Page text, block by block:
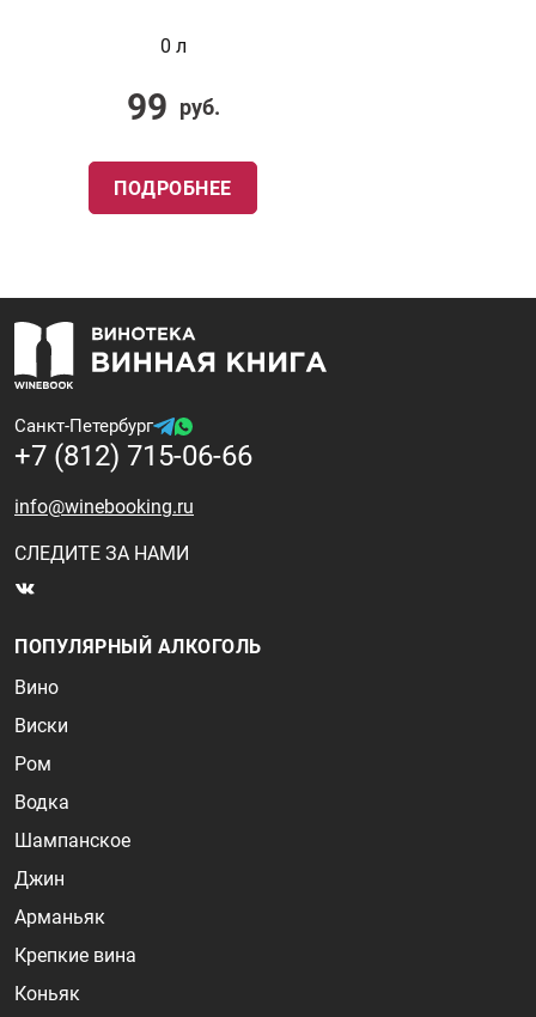
0 л
99 руб.
ПОДРОБНЕЕ
Санкт-Петербург
+7 (812) 715-06-66
info@winebooking.ru
СЛЕДИТЕ ЗА НАМИ
ПОПУЛЯРНЫЙ АЛКОГОЛЬ
Вино
Виски
Ром
Водка
Шампанское
Джин
Арманьяк
Крепкие вина
Коньяк